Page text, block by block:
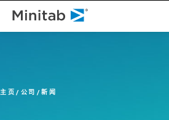
主页 公司 新闻